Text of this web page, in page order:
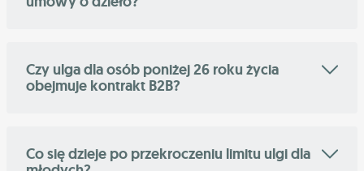
Czy ulga dla osób poniżej 26 roku życia
obejmuje kontrakt B2B?
Co się dzieje po przekroczeniu limitu ulgi dla